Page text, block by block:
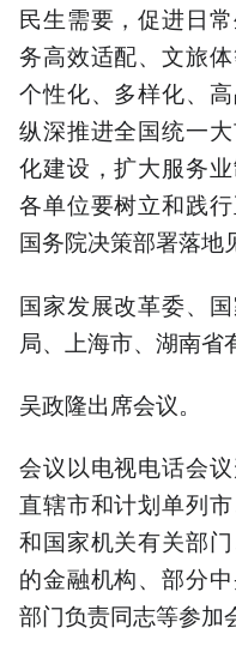
民生需要，促进日
务高效适配、文旅
个性化、多样化、
纵深推进全国统一
化建设，扩大服务
各单位要树立和践
国务院决策部署落地
国家发展改革委、
局、上海市、湖南省
吴政隆出席会议。
会议以电视电话会
直辖市和计划单列
和国家机关有关部
的金融机构、部分
部门负责同志等参加